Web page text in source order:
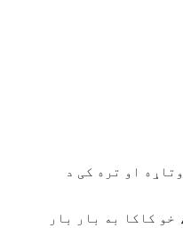
او تره کی د
خو کاکا به بار بار